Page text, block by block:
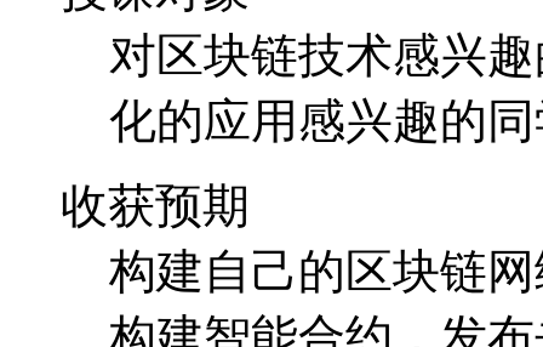
构建自己的区块链
构建智能合约，发
课程学费
学费：400元（固定
新颖的课程收费形